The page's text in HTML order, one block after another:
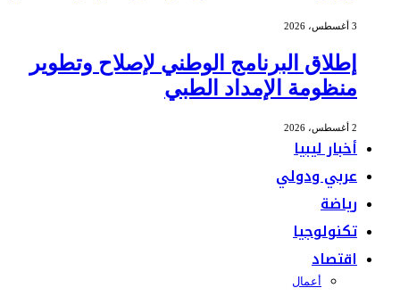
إطلاق البرنامج الوطني لإصلاح وتطوير
منظومة الإمداد الطبي
أخبار ليبيا
عربي ودولي
رياضة
تكنولوجيا
اقتصاد
أعمال